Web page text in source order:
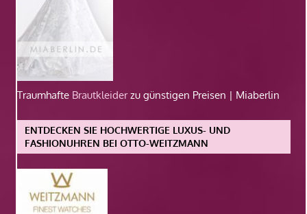
Traumhafte Brautkleiderzu günstigen Preisen | Miaberlin
ENTDECKEN SIE HOCHWERTIGE LUXUS- UND
FASHIONUHREN BEI OTTO-WEITZMANN